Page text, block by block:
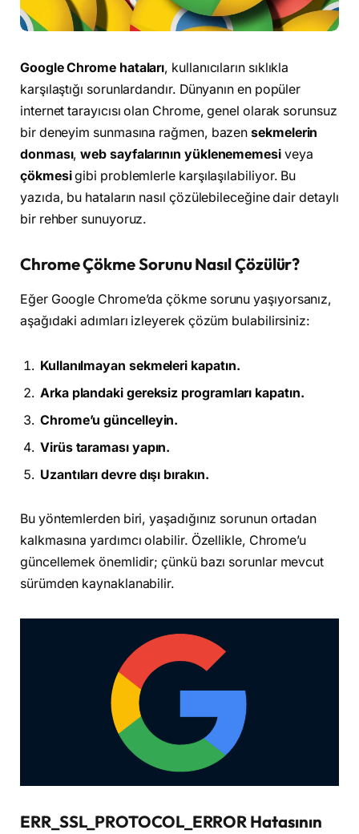
Google Chrome hataları, kullanıcıların sıklıkla
karşılaştığı sorunlardandır. Dünyanın en popüler
internet tarayıcısı olan Chrome, genel olarak sorunsuz
bir deneyim sunmasına rağmen, bazensekmelerin
donması,web sayfalarının yüklenememesiveya
çökmesigibi problemlerle karşılaşılabiliyor. Bu
yazıda, bu hataların nasıl çözülebileceğine dair detaylı
bir rehber sunuyoruz.
Chrome Çökme Sorunu Nasıl Çözülür?
Eğer Google Chrome’da çökme sorunu yaşıyorsanız,
aşağıdaki adımları izleyerek çözüm bulabilirsiniz:
Kullanılmayan sekmeleri kapatın.
Arka plandaki gereksiz programları kapatın.
Chrome’u güncelleyin.
Virüs taraması yapın.
Uzantıları devre dışı bırakın.
Bu yöntemlerden biri, yaşadığınız sorunun ortadan
kalkmasına yardımcı olabilir. Özellikle, Chrome’u
güncellemek önemlidir; çünkü bazı sorunlar mevcut
sürümden kaynaklanabilir.
ERR_SSL_PROTOCOL_ERROR Hatasının